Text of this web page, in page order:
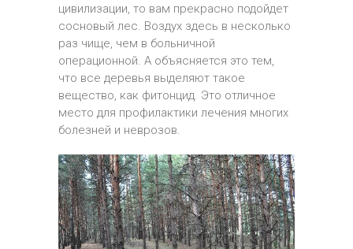
цивилизации, то вам прекрасно подойдет
сосновый лес. Воздух здесь в несколько
раз чище, чем в больничной
операционной. А объясняется это тем,
что все деревья выделяют такое
вещество, как фитонцид. Это отличное
место для профилактики лечения многих
болезней и неврозов.